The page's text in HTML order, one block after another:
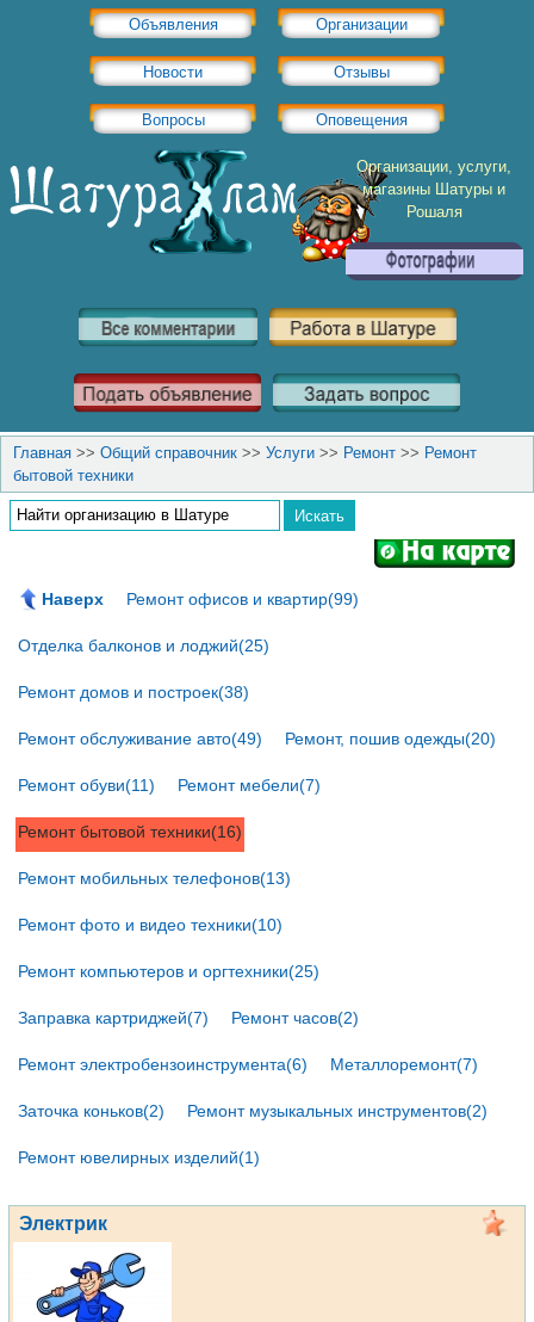
Объявления Организации
Новости Отзывы
Вопросы Оповещения
Организации, услуги,
магазины Шатуры и
Рошаля
Главная >> Общий справочник >> Услуги >> Ремонт >> Ремонт
бытовой техники
Наверх Ремонт офисов и квартир(99)
Отделка балконов и лоджий(25)
Ремонт домов и построек(38)
Ремонт обслуживание авто(49) Ремонт, пошив одежды(20)
Ремонт обуви(11) Ремонт мебели(7)
Ремонт бытовой техники(16)
Ремонт мобильных телефонов(13)
Ремонт фото и видео техники(10)
Ремонт компьютеров и оргтехники(25)
Заправка картриджей(7) Ремонт часов(2)
Ремонт электробензоинструмента(6) Металлоремонт(7)
Заточка коньков(2) Ремонт музыкальных инструментов(2)
Ремонт ювелирных изделий(1)
Электрик